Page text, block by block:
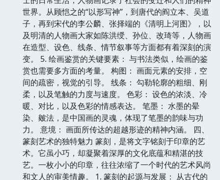
世界。从顾恺之的“以形写神”，到唐代的阎立本、吴道
子，再到宋代的李公麟、张择端的《清明上河图》，以
及明清的人物画大家如陈洪绶、孙位、改琦等，人物画
在造型、设色、线条、情节叙事等方面都有着深刻的演
变。 5. 绘画鉴赏的关键要素： 与书法类似，绘画的鉴
赏也需要多方面的考量。 构图： 画面元素的安排，空
间的疏密，视觉的引导。 线条： 勾勒轮廓的粗细、刚
柔，以及笔触的力度与速度。 色彩： 设色的浓淡、冷
暖、对比，以及色彩的情感表达。 笔墨： 水墨的晕
染、皴法，是中国画的灵魂，体现了笔墨的韵味与功
力。 意境： 画面所传达的超越形迹的精神内涵。 四、
篆刻艺术的独特魅力 篆刻，是将文字铭刻于印章的艺
术。它虽小巧，却凝聚着深厚的文化底蕴和精湛的技
艺。一枚小小的印章，往往浓缩了一个时代的艺术风尚
和文人的审美情趣。 1. 篆刻的起源与发展： 从古代的